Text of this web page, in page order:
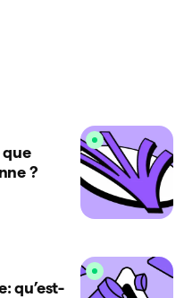
que
?
qu’est-